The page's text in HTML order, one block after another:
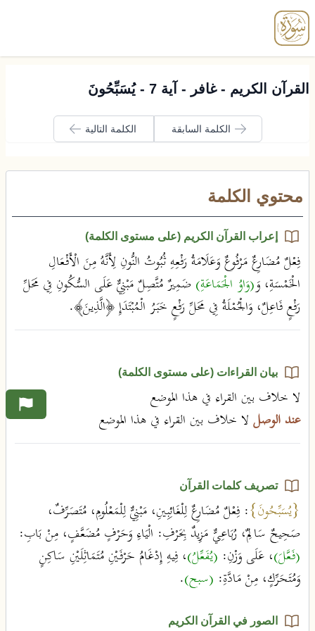
القرآن الكريم - غافر - آية 7 - يُسَبِّحُونَ
الكلمة السابقة الكلمة التالية
محتوي الكلمة
إعراب القرآن الكريم (على مستوى الكلمة)
فِعْلٌ مُضَارِعٌ مَرْفُوعٌ وَعَلَامَةُ رَفْعِهِ ثُبُوتُ النُّونِ لِأَنَّهُ مِنَ الْأَفْعَالِ
الْخَمْسَةِ، وَ(وَاوُ الْجَمَاعَةِ)ضَمِيرٌ مُتَّصِلٌ مَبْنِيٌّ عَلَى السُّكُونِ فِي مَحَلِّ
رَفْعٍ فَاعِلٌ، وَالْجُمْلَةُ فِي مَحَلِّ رَفْعٍ خَبَرُ الْمُبْتَدَإِ ﴿الَّذِينَ﴾.
بيان القراءات (على مستوى الكلمة)
لا خلاف بين القراء في هذا الموضع
عند الوصللا خلاف بين القراء في هذا الموضع
تصريف كلمات القرآن
{يُسَبِّحُونَ}: فِعْلٌ مُضَارِعٌ لِلْغَائِبِينِ، مَبْنِيٌّ لِلْمَعْلُومِ، مُتَصَرِّفٌ،
صَحِيحٌ سَالِمٌ، رُبَاعِيٌّ مَزِيدٌ بِحَرْفِ: الْيَاءِ وَحَرْفٍ مُضَعَّفٍ، مِنْ بَابِ:
(فَعَّلَ)، عَلَى وَزْنِ: (يُفَعِّلُ)، فِيهِ إِدْغَامُ حَرْفَيْنِ مُتَمَاثِلَيْنِ سَاكِنٍ
وَمُتَحَرِّكٍ، مِنْ مَادَّةِ: (سبح).
الصور في القرآن الكريم